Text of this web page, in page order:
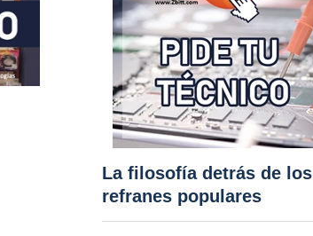
La filosofía detrás de los
refranes populares